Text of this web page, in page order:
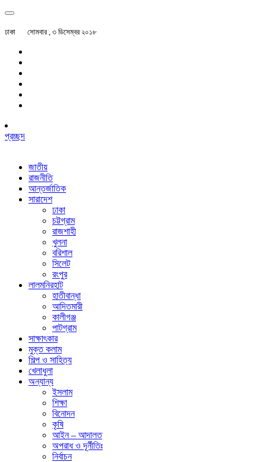
ঢাকা সোমবার , ৩ ডিসেম্বর ২০১৮
প্রচ্ছদ
জাতীয়
রাজনীতি
আন্তর্জাতিক
সারাদেশ
ঢাকা
চট্টগ্রাম
রাজশাহী
খুলনা
বরিশাল
সিলেট
রংপুর
লালমনিরহাট
হাতীবান্ধা
আদিতমারী
কালীগঞ্জ
পাটগ্রাম
সাক্ষাৎকার
মুক্ত কলাম
শিল্প ও সাহিত্য
খেলাধুলা
অন্যান্য
ইসলাম
শিক্ষা
বিনোদন
কৃষি
আইন – আদালত
অপরাধ ও দূর্নীতিঃ
নির্বাচন